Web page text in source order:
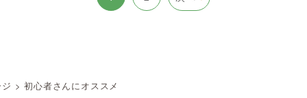
>初心者さんにオススメ